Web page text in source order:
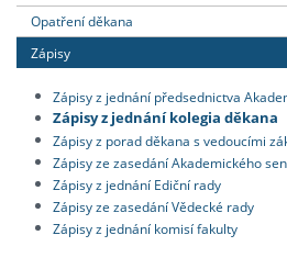
Opatření děkana
Zápisy
Zápisy z jednání předsednictva
Zápisy z jednání kolegia děkana
Zápisy z porad děkana s vedoucími
Zápisy ze zasedání Akademického
Zápisy z jednání Ediční rady
Zápisy ze zasedání Vědecké rady
Zápisy z jednání komisí fakulty